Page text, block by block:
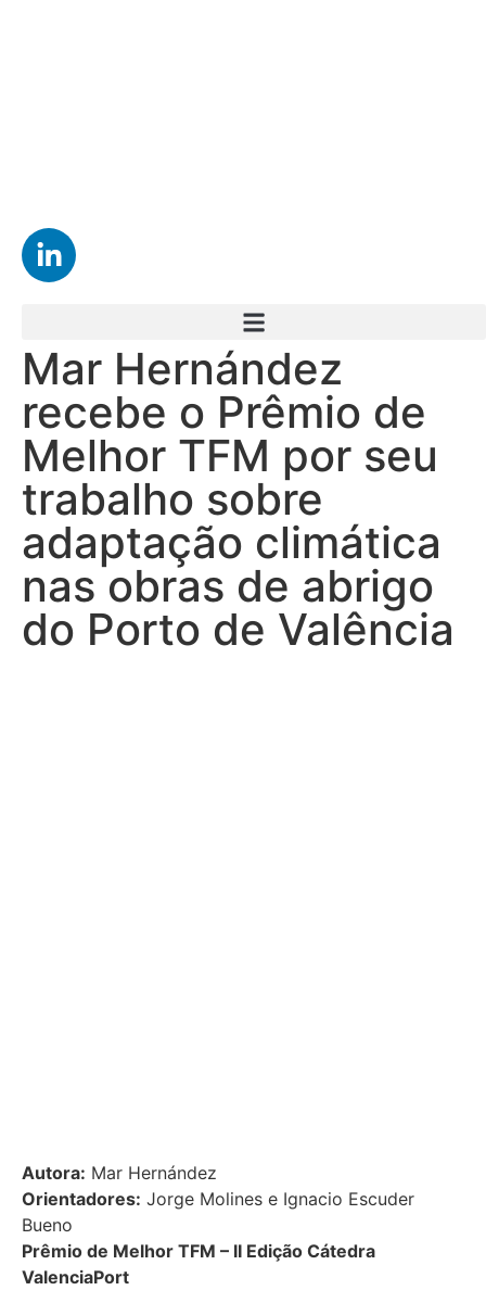
Mar Hernández
recebe o Prêmio de
Melhor TFM por seu
trabalho sobre
adaptação climática
nas obras de abrigo
do Porto de Valência
Autora: Mar Hernández
Orientadores: Jorge Molines e Ignacio Escuder
Bueno
Prêmio de Melhor TFM – II Edição Cátedra
ValenciaPort